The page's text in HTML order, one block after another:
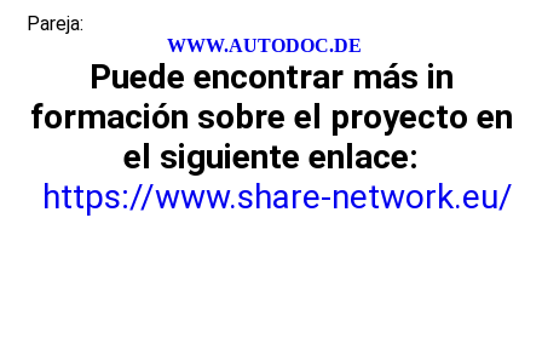
Pareja:
WWW.AUTODOC.DE
Puede encontrar más in
formación sobre el proyecto en
el siguiente enlace:
https://www.share-network.eu/